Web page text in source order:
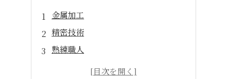
金属加工
精密技術
熟練職人